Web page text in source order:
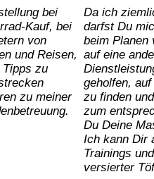
bei
Kauf, bei
von
und Reisen,
Tipps zu
zu meiner
Da ich
darfst Du
beim Planen
auf eine
geholfen,
zu finden
zum
Du Deine
Ich kann Dir
Trainings
versierter